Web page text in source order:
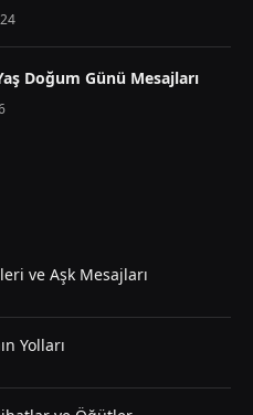
Doğum Günü Mesajları
ve Aşk Mesajları
Yolları